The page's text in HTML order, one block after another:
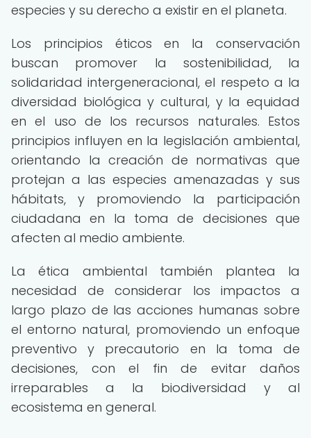
especies y su derecho a existir en el planeta.
Los principios éticos en la conservación
buscan promover la sostenibilidad, la
solidaridad intergeneracional, el respeto a la
diversidad biológica y cultural, y la equidad
en el uso de los recursos naturales. Estos
principios influyen en la legislación ambiental,
orientando la creación de normativas que
protejan a las especies amenazadas y sus
hábitats, y promoviendo la participación
ciudadana en la toma de decisiones que
afecten al medio ambiente.
La ética ambiental también plantea la
necesidad de considerar los impactos a
largo plazo de las acciones humanas sobre
el entorno natural, promoviendo un enfoque
preventivo y precautorio en la toma de
decisiones, con el fin de evitar daños
irreparables a la biodiversidad y al
ecosistema en general.